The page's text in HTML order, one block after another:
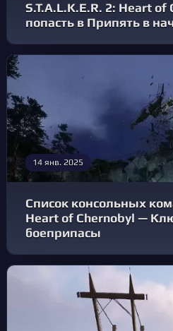
S.T.A.L.K.E.R. 2: Heart
попасть в Припять в
14 янв. 2025
Список консольных
Heart of Chernobyl —
боеприпасы